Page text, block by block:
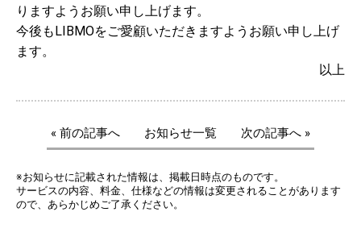
りますようお願い申し上げます。
今後もLIBMOをご愛顧いただきますようお願い申し上げ
ます。
以上
« 前の記事へ お知らせ一覧 次の記事へ »
※お知らせに記載された情報は、掲載日時点のものです。
サービスの内容、料金、仕様などの情報は変更されることがあります
ので、あらかじめご了承ください。